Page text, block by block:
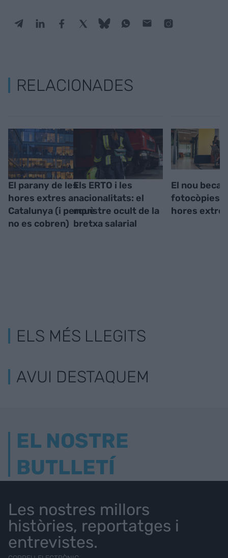
RELACIONADES
El parany de les
hores extres a
Catalunya (i perquè
no es cobren)
Els ERTO i les
nacionalitats: el
monstre ocult de la
bretxa salarial
El nou
fotocòpies,
hores
ELS MÉS LLEGITS
AVUI DESTAQUEM
EL NOSTRE
BUTLLETÍ
Les nostres millors
històries, reportatges i
entrevistes.